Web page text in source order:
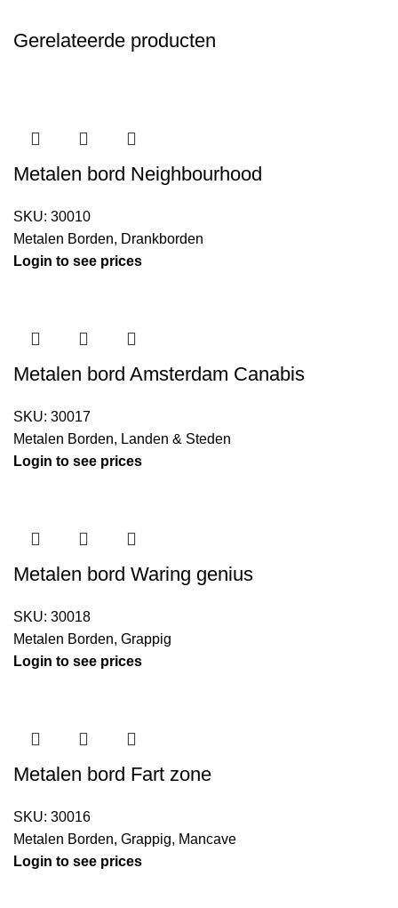
Gerelateerde producten
Metalen bord Neighbourhood
SKU: 30010
Metalen Borden, Drankborden
Login to see prices
Metalen bord Amsterdam Canabis
SKU: 30017
Metalen Borden, Landen & Steden
Login to see prices
Metalen bord Waring genius
SKU: 30018
Metalen Borden, Grappig
Login to see prices
Metalen bord Fart zone
SKU: 30016
Metalen Borden, Grappig, Mancave
Login to see prices